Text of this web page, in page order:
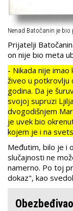
Nenad Batočanin je bio
Prijatelji
on nije bio meta
- Nikada nije imao
živeo u potkrovlju
godina. Da je
svojoj supruzi
dvogodišnjem
je uvek bio
kojem je i na
Međutim, bilo je i
slučajnosti ne
namerno. Po toj
dokaz", kao